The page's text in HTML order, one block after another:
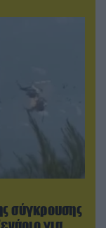
σύγκρουσης